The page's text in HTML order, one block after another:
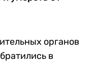
органов
в